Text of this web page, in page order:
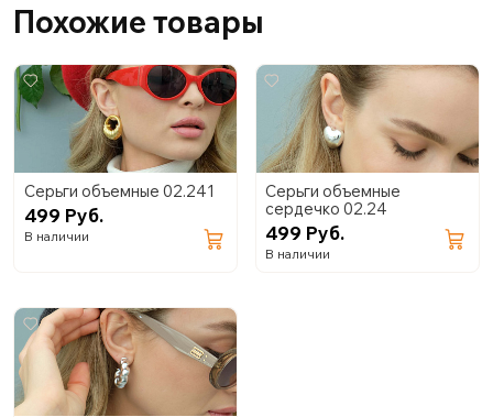
Похожие товары
Серьги объемные 02.241
499 Руб.
В наличии
Серьги объемные
сердечко 02.24
499 Руб.
В наличии